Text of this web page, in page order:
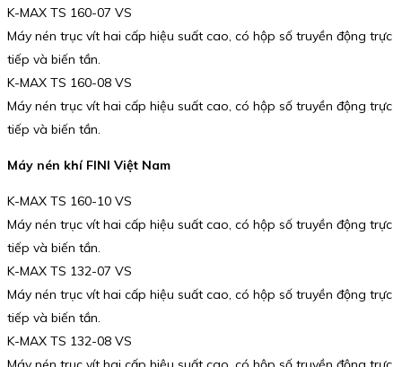
K-MAX TS 160-07 VS
Máy nén trục vít hai cấp hiệu suất cao, có hộp số truyền động trực
tiếp và biến tần.
K-MAX TS 160-08 VS
Máy nén trục vít hai cấp hiệu suất cao, có hộp số truyền động trực
tiếp và biến tần.
Máy nén khí FINI Việt Nam
K-MAX TS 160-10 VS
Máy nén trục vít hai cấp hiệu suất cao, có hộp số truyền động trực
tiếp và biến tần.
K-MAX TS 132-07 VS
Máy nén trục vít hai cấp hiệu suất cao, có hộp số truyền động trực
tiếp và biến tần.
K-MAX TS 132-08 VS